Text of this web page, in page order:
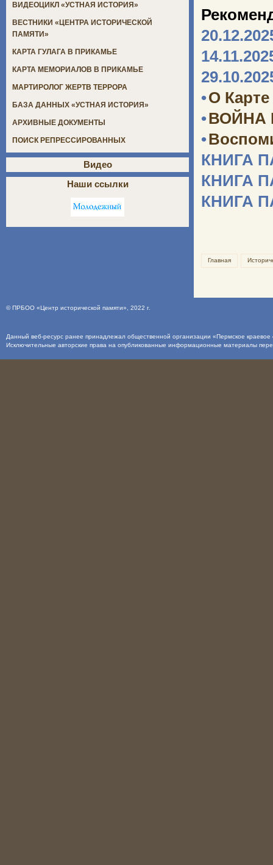
•О
•ВОЙНА
•
КНИГА
КНИГА
КНИГА
Главная
ВИДЕОЦИКЛ «УСТНАЯ ИСТОРИЯ»
ВЕСТНИКИ «ЦЕНТРА ИСТОРИЧЕСКОЙ
ПАМЯТИ»
КАРТА ГУЛАГА В ПРИКАМЬЕ
КАРТА МЕМОРИАЛОВ В ПРИКАМЬЕ
МАРТИРОЛОГ ЖЕРТВ ТЕРРОРА
БАЗА ДАННЫХ «УСТНАЯ ИСТОРИЯ»
АРХИВНЫЕ ДОКУМЕНТЫ
ПОИСК РЕПРЕССИРОВАННЫХ
Видео
Наши ссылки
©ПРБОО «Центр исторической памяти» , 2022 г.
Данный веб-ресурс ранее принадлежал общественной организации «Пермское
Исключительные авторские права на опубликованные информационные материалы